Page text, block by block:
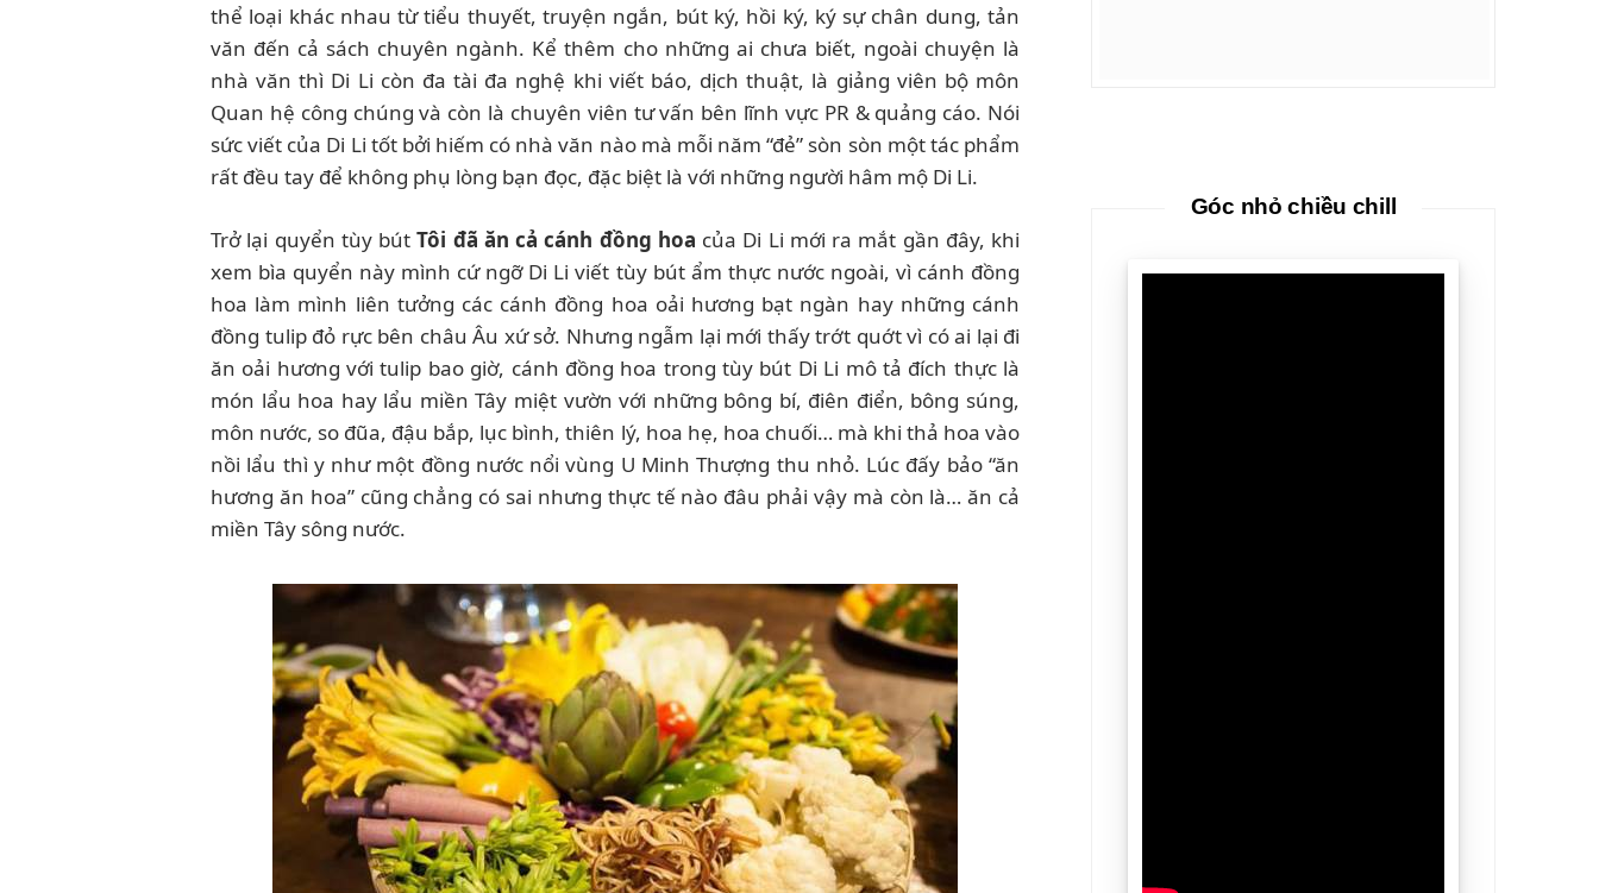
thể loại khác nhau từ tiểu thuyết, truyện ngắn, bút ký, hồi ký, ký sự chân dung, tản
văn đến cả sách chuyên ngành. Kể thêm cho những ai chưa biết, ngoài chuyện là
nhà văn thì Di Li còn đa tài đa nghệ khi viết báo, dịch thuật, là giảng viên bộ môn
Quan hệ công chúng và còn là chuyên viên tư vấn bên lĩnh vực PR & quảng cáo. Nói
sức viết của Di Li tốt bởi hiếm có nhà văn nào mà mỗi năm “đẻ” sòn sòn một tác phẩm
rất đều tay để không phụ lòng bạn đọc, đặc biệt là với những người hâm mộ Di Li.
Trở lại quyển tùy bútTôi đã ăn cả cánh đồng hoa của Di Li mới ra mắt gần đây, khi
xem bìa quyển này mình cứ ngỡ Di Li viết tùy bút ẩm thực nước ngoài, vì cánh đồng
hoa làm mình liên tưởng các cánh đồng hoa oải hương bạt ngàn hay những cánh
đồng tulip đỏ rực bên châu Âu xứ sở. Nhưng ngẫm lại mới thấy trớt quớt vì có ai lại đi
ăn oải hương với tulip bao giờ, cánh đồng hoa trong tùy bút Di Li mô tả đích thực là
món lẩu hoa hay lẩu miền Tây miệt vườn với những bông bí, điên điển, bông súng,
môn nước, so đũa, đậu bắp, lục bình, thiên lý, hoa hẹ, hoa chuối… mà khi thả hoa vào
nồi lẩu thì y như một đồng nước nổi vùng U Minh Thượng thu nhỏ. Lúc đấy bảo “ăn
hương ăn hoa” cũng chẳng có sai nhưng thực tế nào đâu phải vậy mà còn là… ăn cả
miền Tây sông nước.
Góc nhỏ chiều chill